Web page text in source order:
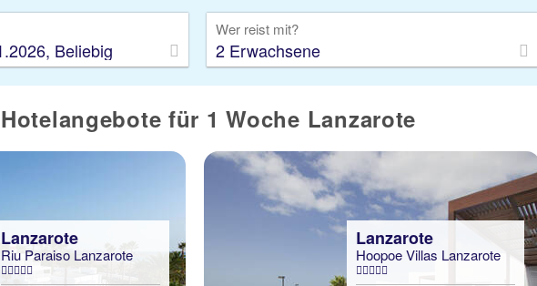
Beliebig
Wer reist mit?
2 Erwachsene
für 1 Woche Lanzarote
Lanzarote
Riu Paraiso Lanzarote
Lanzarote
Hoopoe Villas Lanzarote